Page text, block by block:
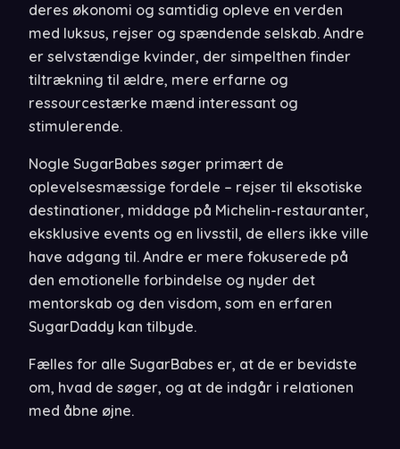
deres økonomi og samtidig opleve en verden
med luksus, rejser og spændende selskab. Andre
er selvstændige kvinder, der simpelthen finder
tiltrækning til ældre, mere erfarne og
ressourcestærke mænd interessant og
stimulerende.
Nogle SugarBabes søger primært de
oplevelsesmæssige fordele – rejser til eksotiske
destinationer, middage på Michelin-restauranter,
eksklusive events og en livsstil, de ellers ikke ville
have adgang til. Andre er mere fokuserede på
den emotionelle forbindelse og nyder det
mentorskab og den visdom, som en erfaren
SugarDaddy kan tilbyde.
Fælles for alle SugarBabes er, at de er bevidste
om, hvad de søger, og at de indgår i relationen
med åbne øjne.